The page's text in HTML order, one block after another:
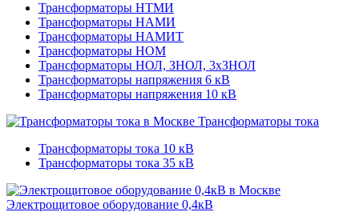
Трансформаторы НТМИ
Трансформаторы НАМИ
Трансформаторы НАМИТ
Трансформаторы НОМ
Трансформаторы НОЛ, ЗНОЛ, 3хЗНОЛ
Трансформаторы напряжения 6 кВ
Трансформаторы напряжения 10 кВ
Трансформаторы тока
Трансформаторы тока 10 кВ
Трансформаторы тока 35 кВ
Электрощитовое оборудование 0,4кВ